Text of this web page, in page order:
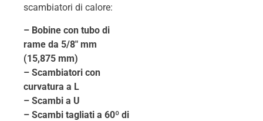
scambiatori di calore:
– Bobine con tubo di
rame da 5/8″ mm
(15,875 mm)
– Scambiatori con
curvatura a L
– Scambi a U
– Scambi tagliati a 60º di